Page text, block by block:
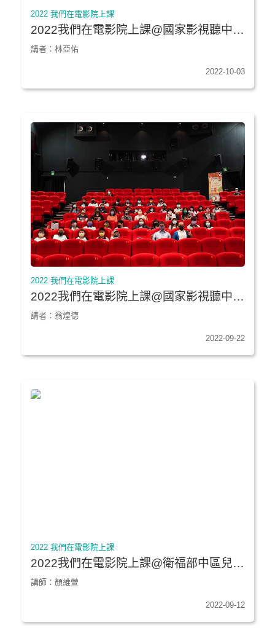
2022 我們在電影院上課
2022我們在電影院上課@國家影視聽中心
★《前世情人的情人》、《隨片登台》｜
新北市泰山國中
講者：林亞佑
2022-10-03
2022 我們在電影院上課
2022我們在電影院上課@國家影視聽中心
★《台北星期天》｜南投縣社寮國中
講者：翁煌德
2022-09-22
2022 我們在電影院上課
2022我們在電影院上課@衛福部中區兒童
之家《魔法阿媽4K數位修復版》
講師：顏維萱
2022-09-12